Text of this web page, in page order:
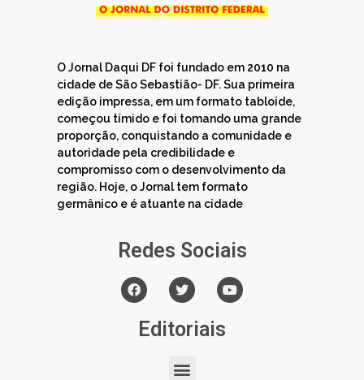
O Jornal Daqui DF foi fundado em 2010 na
cidade de São Sebastião- DF. Sua primeira
edição impressa, em um formato tabloide,
começou tímido e foi tomando uma grande
proporção, conquistando a comunidade e
autoridade pela credibilidade e
compromisso com o desenvolvimento da
região. Hoje, o Jornal tem formato
germânico e é atuante na cidade
Redes Sociais
Editoriais